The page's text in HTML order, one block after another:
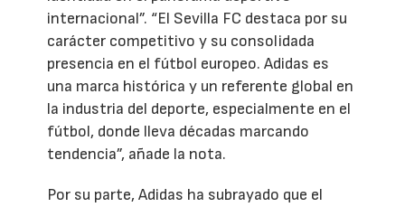
internacional”. “El Sevilla FC destaca por su
carácter competitivo y su consolidada
presencia en el fútbol europeo. Adidas es
una marca histórica y un referente global en
la industria del deporte, especialmente en el
fútbol, donde lleva décadas marcando
tendencia”, añade la nota.
Por su parte, Adidas ha subrayado que el